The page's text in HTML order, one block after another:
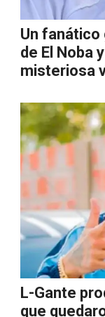
Un fanático
de El Noba
misteriosa
L-Gante
que